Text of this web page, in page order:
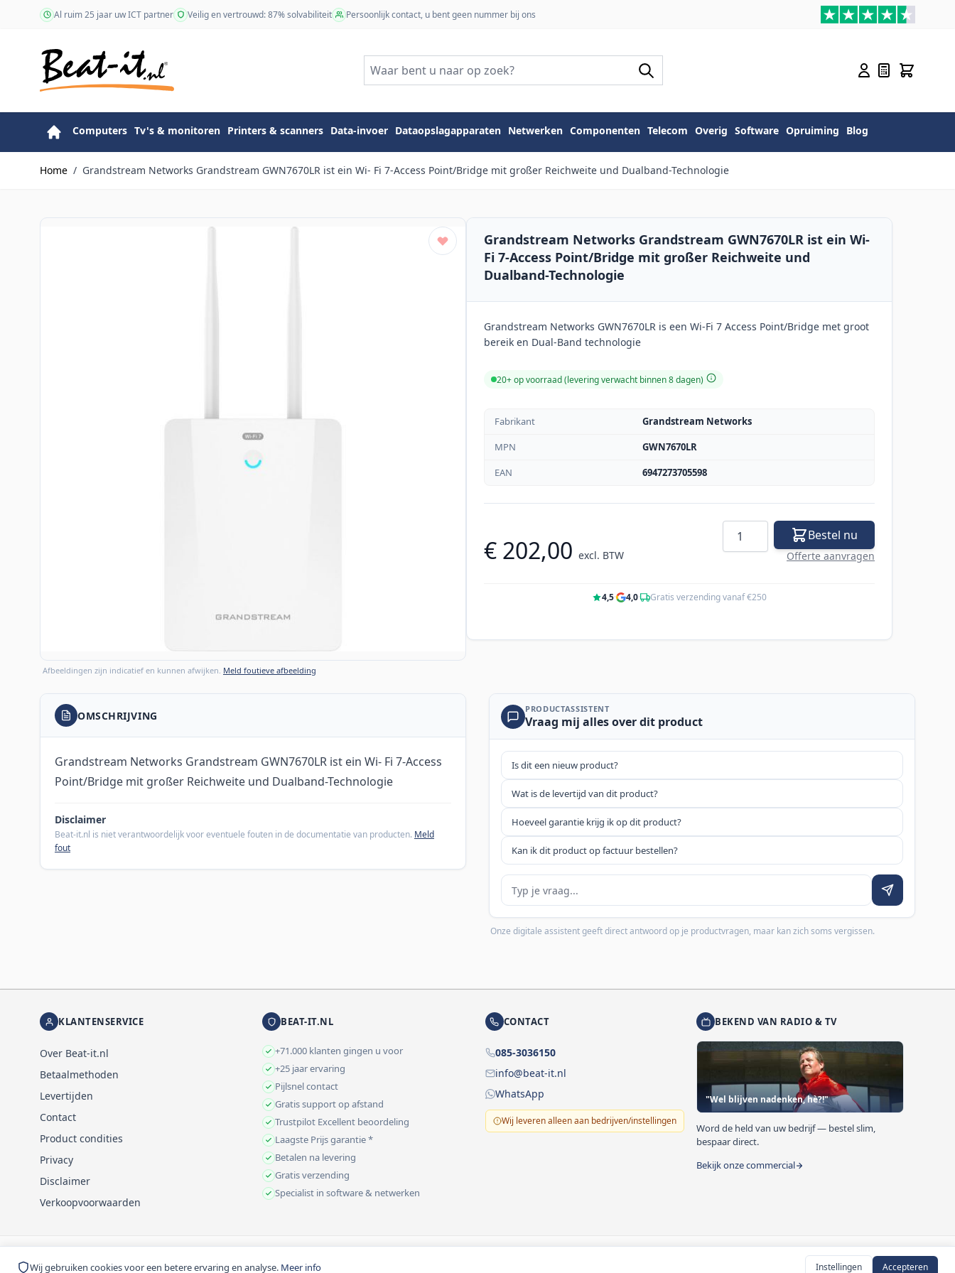
Wij gebruiken cookies voor een betere ervaring en analyse. Meer info Instellingen Accepteren
Ga naar de inhoudAl ruim 25 jaar uw ICT partner Veilig en vertrouwd: 87% solvabiliteit Persoonlijk contact, u bent geen nummer bij ons
Computers Tv's & monitoren Printers & scanners Data-invoer Dataopslagapparaten Netwerken Componenten Telecom Overig Software Opruiming Blog
Home / Grandstream Networks Grandstream GWN7670LR ist ein Wi- Fi 7-Access Point/Bridge mit großer Reichweite und Dualband-Technologie
Afbeeldingen zijn indicatief en kunnen afwijken. Meld foutieve afbeelding
Grandstream Networks Grandstream GWN7670LR ist ein Wi-
Fi 7-Access Point/Bridge mit großer Reichweite und
Dualband-Technologie
Grandstream Networks GWN7670LR is een Wi-Fi 7 Access Point/Bridge met groot
bereik en Dual-Band technologie
20+ op voorraad (levering verwacht binnen 8 dagen)
Fabrikant
Grandstream Networks
MPN
GWN7670LR
EAN
6947273705598
€ 202,00 excl. BTW
Aantal Bestel nu
Offerte aanvragen
4,5· 4,0· Gratis verzending vanaf €250
OMSCHRIJVING
Grandstream Networks Grandstream GWN7670LR ist ein Wi- Fi 7-Access
Point/Bridge mit großer Reichweite und Dualband-Technologie
Disclaimer
Beat-it.nl is niet verantwoordelijk voor eventuele fouten in de documentatie van producten. Meld
fout
PRODUCTASSISTENT
Vraag mij alles over dit product
Is dit een nieuw product?
Wat is de levertijd van dit product?
Hoeveel garantie krijg ik op dit product?
Kan ik dit product op factuur bestellen?
Je vraag
Onze digitale assistent geeft direct antwoord op je productvragen, maar kan zich soms vergissen.
KLANTENSERVICE
Over Beat-it.nl
Betaalmethoden
Levertijden
Contact
Product condities
Privacy
Disclaimer
Verkoopvoorwaarden
BEAT-IT.NL
+71.000 klanten gingen u voor
+25 jaar ervaring
Pijlsnel contact
Gratis support op afstand
Trustpilot Excellent beoordeling
Laagste Prijs garantie *
Betalen na levering
Gratis verzending
Specialist in software & netwerken
CONTACT
085-3036150
info@beat-it.nl
WhatsApp
Wij leveren alleen aan bedrijven/instellingen
BEKEND VAN RADIO & TV
"Wel blijven nadenken, hè?!"
Word de held van uw bedrijf — bestel slim,
bespaar direct.
Bekijk onze commercial
© 1999-2026 Beat-it.nl. Vermelde prijzen zijn excl. BTW tenzij anders vermeld.